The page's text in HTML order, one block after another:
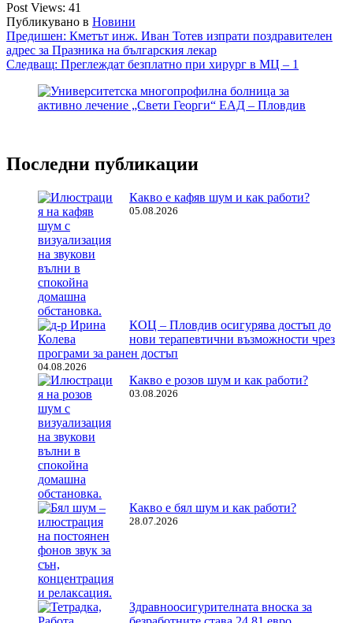
Post Views: 41
Публикувано в Новини
Навигация
Предишен: Кметът инж. Иван Тотев изпрати поздравителен
адрес за Празника на българския лекар
Следващ: Преглеждат безплатно при хирург в МЦ – 1
Последни публикации
Какво е кафяв шум и как работи?
05.08.2026
КОЦ – Пловдив осигурява достъп до
нови терапевтични възможности чрез
програми за ранен достъп
04.08.2026
Какво е розов шум и как работи?
03.08.2026
Какво е бял шум и как работи?
28.07.2026
Здравноосигурителната вноска за